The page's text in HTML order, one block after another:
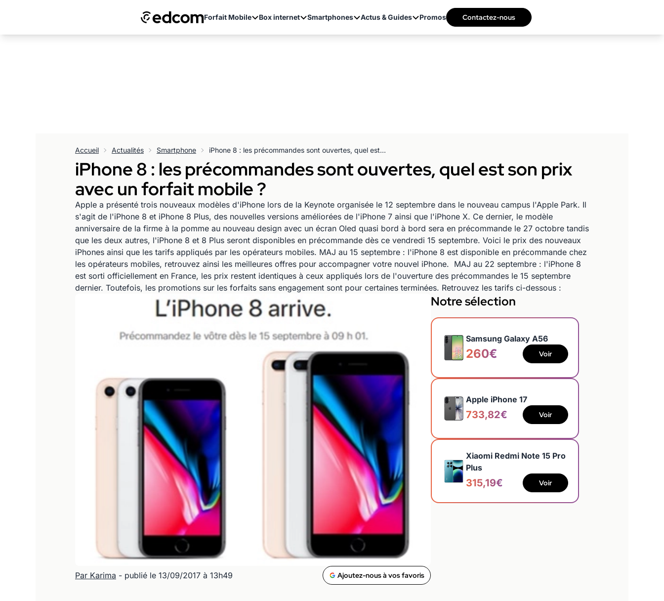
Forfait Mobile Box internet Smartphones Actus & Guides Promos Contactez-nous
Accueil Actualités Smartphone iPhone 8 : les précommandes sont ouvertes, quel est son prix avec un forfait mobile ?
iPhone 8 : les précommandes sont ouvertes, quel est son prix
avec un forfait mobile ?
Apple a présenté trois nouveaux modèles d'iPhone lors de la Keynote organisée le 12 septembre dans le nouveau campus l'Apple Park. Il
s'agit de l'iPhone 8 et iPhone 8 Plus, des nouvelles versions améliorées de l'iPhone 7 ainsi que l'iPhone X. Ce dernier, le modèle
anniversaire de la firme à la pomme au nouveau design avec un écran Oled quasi bord à bord sera en précommande le 27 octobre tandis
que les deux autres, l'iPhone 8 et 8 Plus seront disponibles en précommande dès ce vendredi 15 septembre. Voici le prix des nouveaux
iPhones ainsi que les tarifs appliqués par les opérateurs mobiles. MAJ au 15 septembre : l'iPhone 8 est disponible en précommande chez
les opérateurs mobiles, retrouvez ainsi les meilleures offres pour accompagner votre nouvel iPhone. MAJ au 22 septembre : l'iPhone 8
est sorti officiellement en France, les prix restent identiques à ceux appliqués lors de l'ouverture des précommandes le 15 septembre
dernier. Toutefois, les promotions sur les forfaits sans engagement sont pour certaines terminées. Retrouvez les tarifs ci-dessous :
Par Karima - publié le 13/09/2017 à 13h49 Ajoutez-nous à vos favoris
Notre sélection
Samsung Galaxy A56
260€ Voir
Apple iPhone 17
733,82€ Voir
Xiaomi Redmi Note 15 Pro
Plus
315,19€ Voir